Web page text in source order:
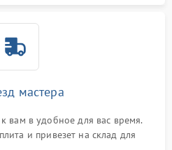
мастера
вам в удобное для вас время.
и привезет на склад для